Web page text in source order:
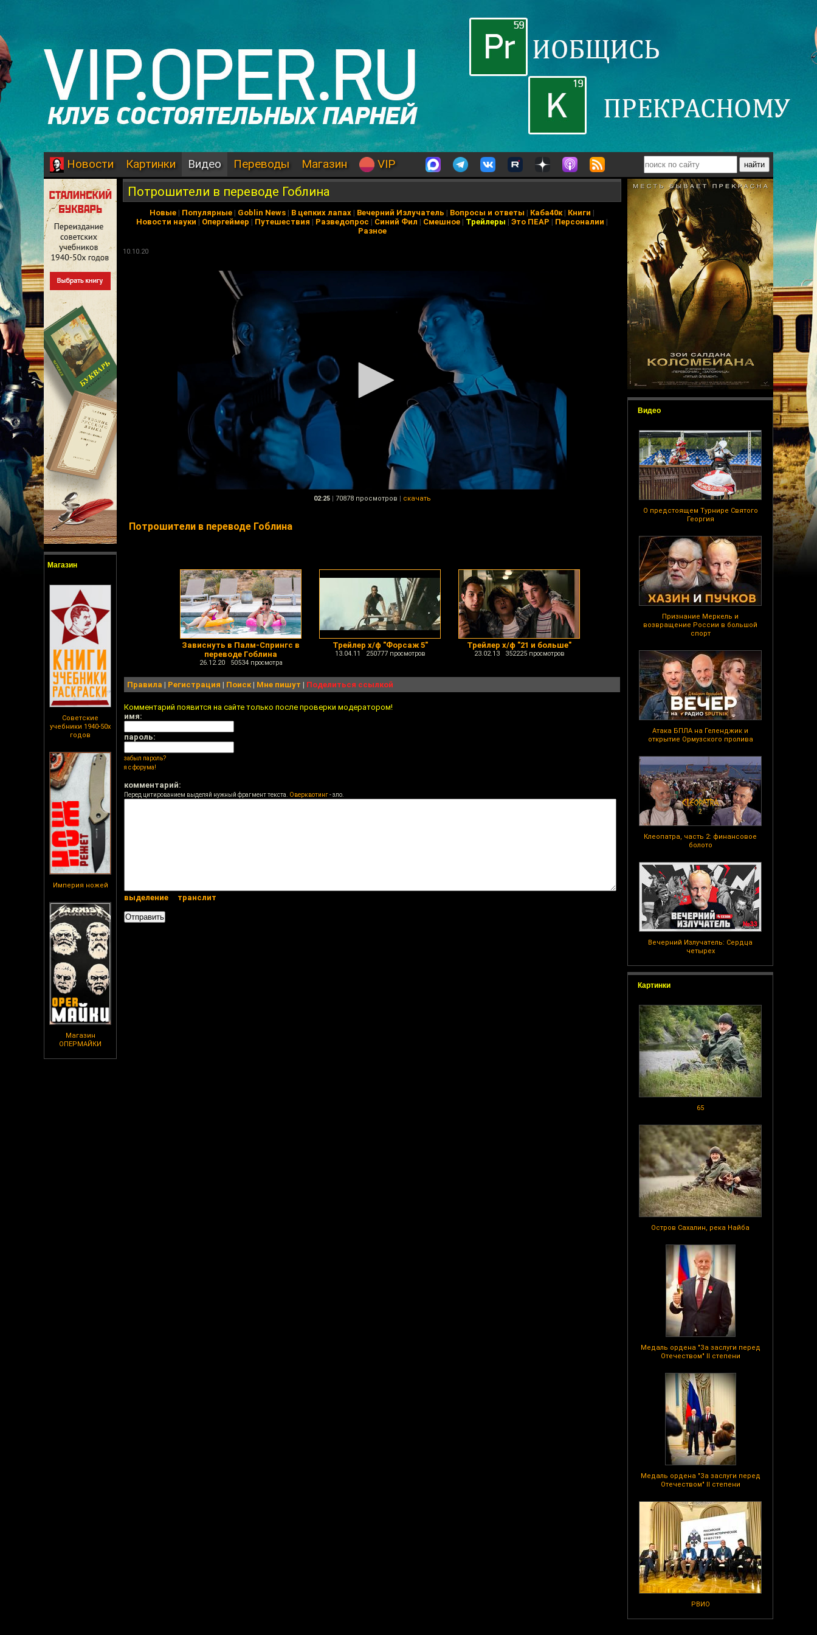
Новости Картинки Видео Переводы Магазин VIP
Магазин
Советские
учебники 1940-50х
годов
Империя ножей
Магазин
ОПЕРМАЙКИ
Видео
О предстоящем Турнире Святого
Георгия
Признание Меркель и
возвращение России в большой
спорт
Атака БПЛА на Геленджик и
открытие Ормузского пролива
Клеопатра, часть 2: финансовое
болото
Вечерний Излучатель: Сердца
четырех
Картинки
65
Остров Сахалин, река Найба
Медаль ордена "За заслуги перед
Отечеством" II степени
Медаль ордена "За заслуги перед
Отечеством" II степени
РВИО
Потрошители в переводе Гоблина
Новые | Популярные | Goblin News | В цепких лапах | Вечерний Излучатель | Вопросы и ответы | Каба40к| Книги |
Новости науки | Опергеймер | Путешествия | Разведопрос | Синий Фил | Смешное | Трейлеры | Это ПЕАР | Персоналии |
Разное
10.10.20
02:25 | 70878 просмотров | скачать
Потрошители в переводе Гоблина
Зависнуть в Палм-Спрингс в
переводе Гоблина
26.12.20 50534 просмотра
Трейлер х/ф "Форсаж 5"
13.04.11 250777 просмотров
Трейлер х/ф "21 и больше"
23.02.13 352225 просмотров
Правила | Регистрация | Поиск| Мне пишут | Поделиться ссылкой
Комментарий появится на сайте только после проверки модератором!
имя:
пароль:
забыл пароль?
я с форума!
комментарий:
Перед цитированием выделяй нужный фрагмент текста. Оверквотинг- зло.
выделение транслит